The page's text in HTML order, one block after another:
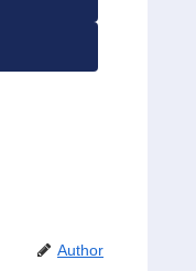
Author